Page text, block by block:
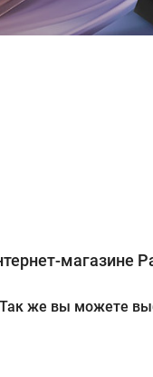
магазине
Так же вы можете